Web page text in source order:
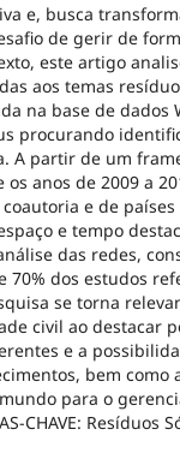
e, busca
de gerir de
este artigo
aos temas
na base de dados
procurando
A partir de um
anos de 2009 a
e de países
e tempo
das redes,
70% dos estudos
se torna
civil ao destacar
e a
bem como
para o
CHAVE: Resíduos